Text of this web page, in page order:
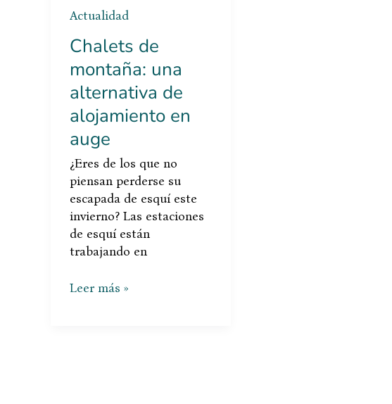
Actualidad
Chalets de
montaña: una
alternativa de
alojamiento en
auge
¿Eres de los que no
piensan perderse su
escapada de esquí este
invierno? Las estaciones
de esquí están
trabajando en
Leer más »